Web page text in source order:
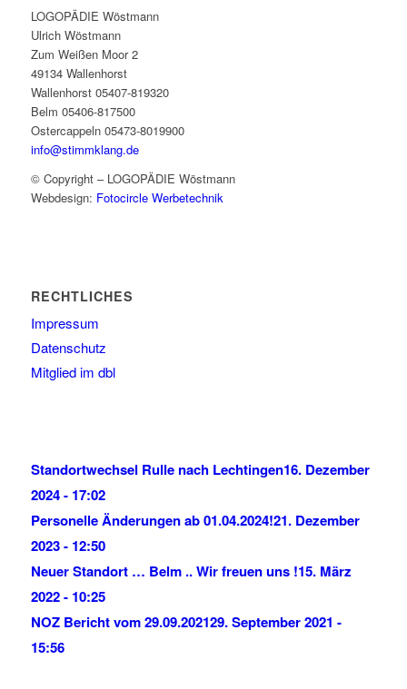
LOGOPÄDIE Wöstmann
Ulrich Wöstmann
Zum Weißen Moor 2
49134 Wallenhorst
Wallenhorst 05407-819320
Belm 05406-817500
Ostercappeln 05473-8019900
info@stimmklang.de
© Copyright – LOGOPÄDIE Wöstmann
Webdesign: Fotocircle Werbetechnik
RECHTLICHES
Impressum
Datenschutz
Mitglied im dbl
Standortwechsel Rulle nach Lechtingen16. Dezember
2024 - 17:02
Personelle Änderungen ab 01.04.2024!21. Dezember
2023 - 12:50
Neuer Standort … Belm .. Wir freuen uns !15. März
2022 - 10:25
NOZ Bericht vom 29.09.202129. September 2021 -
15:56